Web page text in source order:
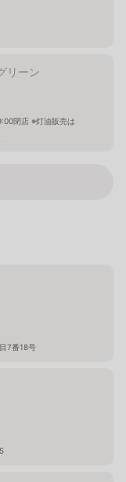
リーン
閉店 ※灯油販売は
7番18号